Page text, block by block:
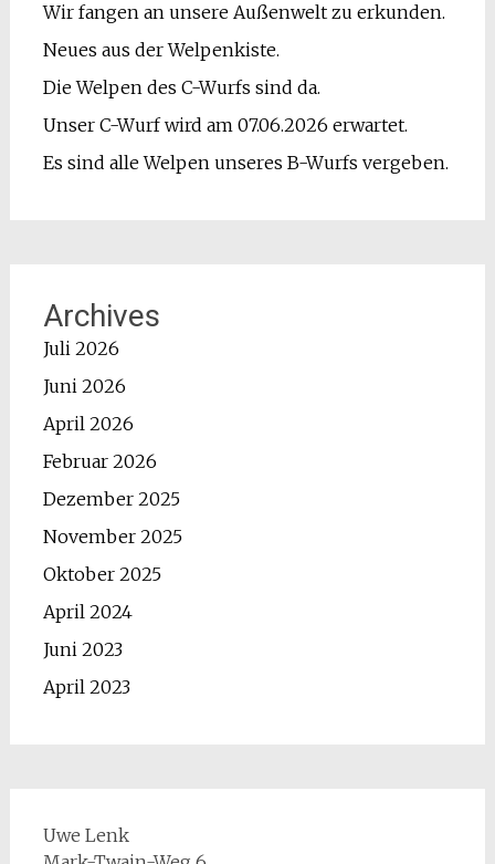
Wir fangen an unsere Außenwelt zu erkunden.
Neues aus der Welpenkiste.
Die Welpen des C-Wurfs sind da.
Unser C-Wurf wird am 07.06.2026 erwartet.
Es sind alle Welpen unseres B-Wurfs vergeben.
Archives
Juli 2026
Juni 2026
April 2026
Februar 2026
Dezember 2025
November 2025
Oktober 2025
April 2024
Juni 2023
April 2023
Uwe Lenk